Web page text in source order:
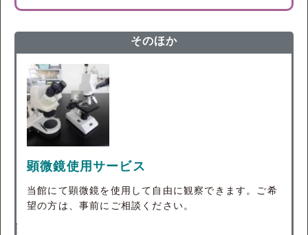
そのほか
顕微鏡使用サービス
当館にて顕微鏡を使用して自由に観察できます。ご希
望の方は、事前にご相談ください。